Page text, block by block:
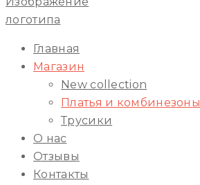
Начальное
Меню
Главная
Магазин
New collection
Платья и комбинезоны
Трусики
О нас
Отзывы
Контакты